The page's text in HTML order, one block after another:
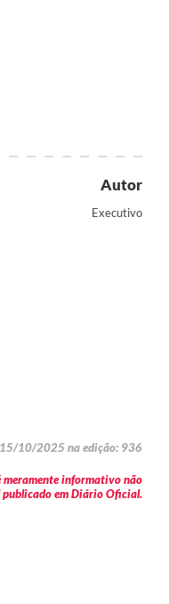
Autor
Executivo
10/2025 na edição: 936
informativo não
em Diário Oficial.